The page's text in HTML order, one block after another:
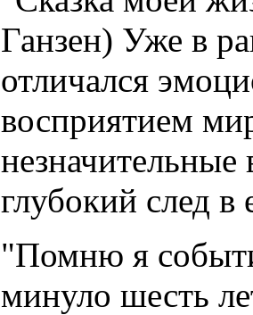
Ганзен) Уже в
отличался
восприятием
незначительные
глубокий след в
"Помню я
минуло шесть